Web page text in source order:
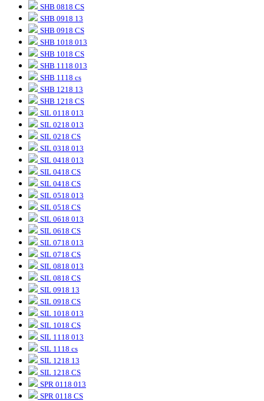
SHB 0818 CS
SHB 0918 13
SHB 0918 CS
SHB 1018 013
SHB 1018 CS
SHB 1118 013
SHB 1118 cs
SHB 1218 13
SHB 1218 CS
SIL 0118 013
SIL 0218 013
SIL 0218 CS
SIL 0318 013
SIL 0418 013
SIL 0418 CS
SIL 0418 CS
SIL 0518 013
SIL 0518 CS
SIL 0618 013
SIL 0618 CS
SIL 0718 013
SIL 0718 CS
SIL 0818 013
SIL 0818 CS
SIL 0918 13
SIL 0918 CS
SIL 1018 013
SIL 1018 CS
SIL 1118 013
SIL 1118 cs
SIL 1218 13
SIL 1218 CS
SPR 0118 013
SPR 0118 CS